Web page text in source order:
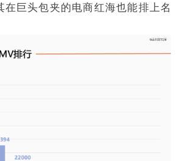
在巨头包夹的电商红海也能排上名